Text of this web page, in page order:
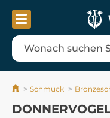
Schmuck